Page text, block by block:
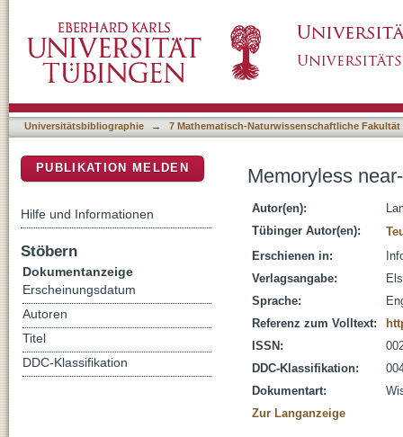
Universitätsbibliographie → 7 Mathematisch-Naturwissenschaftliche Fakultät
Memoryless
Autor(en):
Tübinger Autor(en):
Erschienen in:
Verlagsangabe:
Sprache:
Referenz zum Volltext:
ISSN:
DDC-Klassifikation:
Dokumentart:
Zur Langanzeige
PUBLIKATION MELDEN
Hilfe und Informationen
Stöbern
Dokumentanzeige
Erscheinungsdatum
Autoren
Titel
DDC-Klassifikation